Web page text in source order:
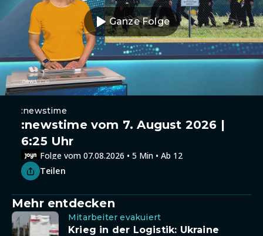
Ganze Folge
:newstime
:newstime vom 7. August 2026 |
6:25 Uhr
Folge vom 07.08.2026 • 5 Min • Ab 12
Teilen
Mehr entdecken
Mitarbeiter evakuiert
Krieg in der Logistik: Ukraine